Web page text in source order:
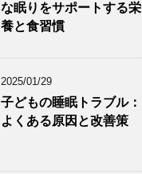
な眠りをサポートする栄
養と食習慣
2025/01/29
子どもの睡眠トラブル：
よくある原因と改善策